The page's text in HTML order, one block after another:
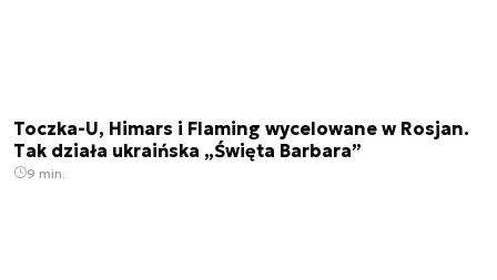
Toczka-U, Himars i Flaming wycelowane w Rosjan.
Tak działa ukraińska „Święta Barbara”
9 min.